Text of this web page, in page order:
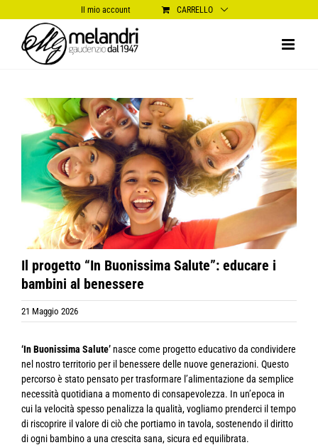
al
contenuto
Il mio account CARRELLO
Ingrandisci
immagine
Il progetto “In Buonissima Salute”: educare i
bambini al benessere
21 Maggio 2026
‘In Buonissima Salute’nasce come progetto educativo da condividere
nel nostro territorio per il benessere delle nuove generazioni. Questo
percorso è stato pensato per trasformare l’alimentazione da semplice
necessità quotidiana a momento di consapevolezza. In un’epoca in
cui la velocità spesso penalizza la qualità, vogliamo prenderci il tempo
di riscoprire il valore di ciò che portiamo in tavola, sostenendo il diritto
di ogni bambino a una crescita sana, sicura ed equilibrata.